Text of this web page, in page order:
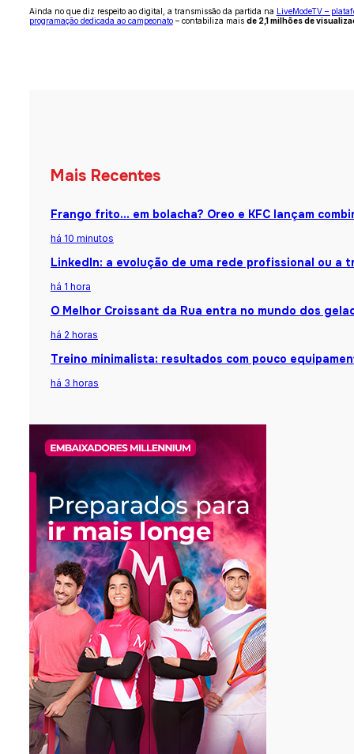
Ainda no que diz respeito ao digital, a transmissão da partida na LiveModeTV –
programação dedicada ao campeonato– contabiliza mais de 2,1 milhões de
Mais Recentes
Frango frito… em bolacha? Oreo e KFC lançam
há 10 minutos
LinkedIn: a evolução de uma rede profissional ou a
há 1 hora
O Melhor Croissant da Rua entra no mundo dos
há 2 horas
Treino minimalista: resultados com pouco
há 3 horas